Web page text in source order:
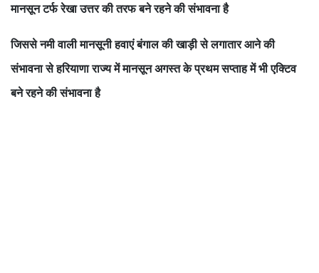
मानसून टर्फ रेखा उत्तर की तरफ बने रहने की संभावना है
जिससे नमी वाली मानसूनी हवाएं बंगाल की खाड़ी से लगातार आने की
संभावना से हरियाणा राज्य में मानसून अगस्त के प्रथम सप्ताह में भी एक्टिव
बने रहने की संभावना है